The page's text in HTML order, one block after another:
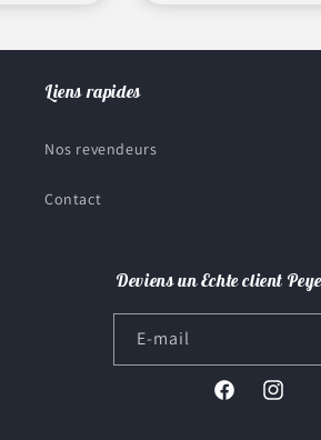
Liens rapides
Nos revendeurs
Contact
Deviens un Echte client
E-mail
Facebook